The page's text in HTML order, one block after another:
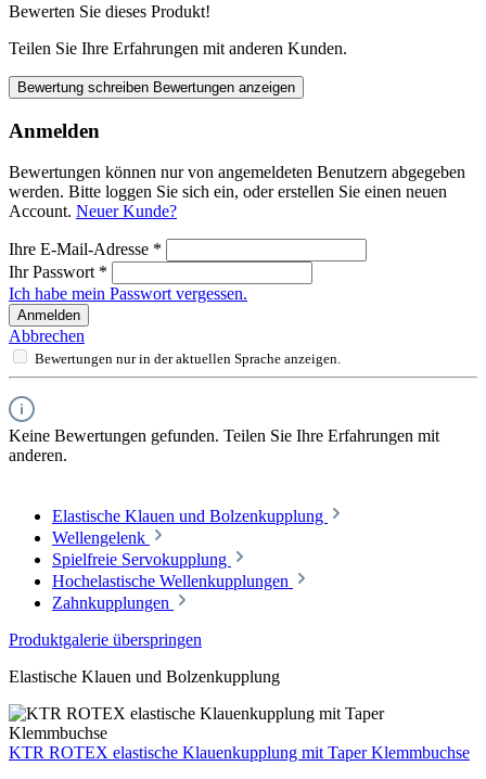
Bewerten Sie dieses Produkt!
Teilen Sie Ihre Erfahrungen mit anderen Kunden.
Bewertung schreiben Bewertungen anzeigen
Anmelden
Bewertungen können nur von angemeldeten Benutzern abgegeben
werden. Bitte loggen Sie sich ein, oder erstellen Sie einen neuen
Account. Neuer Kunde?
Ihre E-Mail-Adresse *
Ihr Passwort *
Ich habe mein Passwort vergessen.
Anmelden
Abbrechen
Bewertungen nur in der aktuellen Sprache anzeigen.
Keine Bewertungen gefunden. Teilen Sie Ihre Erfahrungen mit
anderen.
Elastische Klauen und Bolzenkupplung
Wellengelenk
Spielfreie Servokupplung
Hochelastische Wellenkupplungen
Zahnkupplungen
Produktgalerie überspringen
Elastische Klauen und Bolzenkupplung
KTR ROTEX elastische Klauenkupplung mit Taper Klemmbuchse